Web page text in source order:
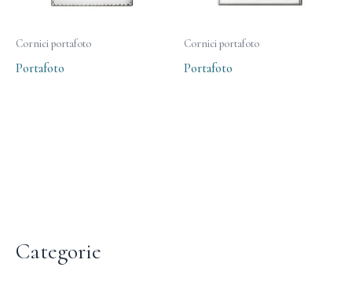
Categorie
Cornici portafoto
Portafoto
Cornici portafoto
Portafoto